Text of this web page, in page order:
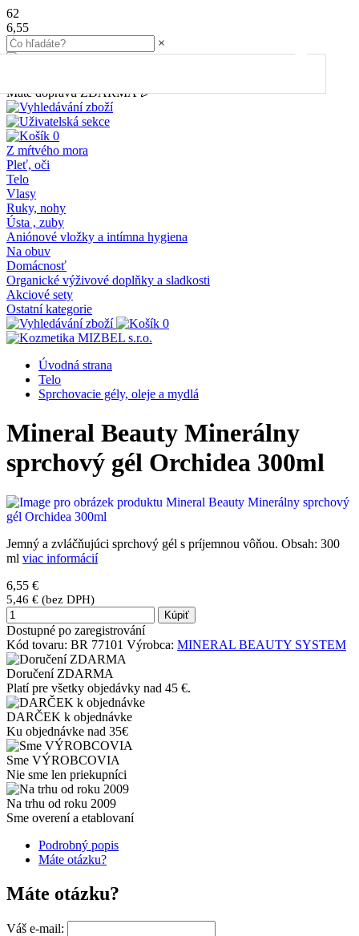
62
6,55
×
Máte dopravu ZDARMA 🎉
0
Z mŕtvého mora
Pleť, oči
Telo
Vlasy
Ruky, nohy
Ústa , zuby
Aniónové vložky a intímna hygiena
Na obuv
Domácnosť
Organické výživové doplňky a sladkosti
Akciové sety
Ostatní kategorie
0
Úvodná strana
Telo
Sprchovacie gély, oleje a mydlá
Mineral Beauty Minerálny
sprchový gél Orchidea 300ml
Jemný a zvláčňujúci sprchový gél s príjemnou vôňou. Obsah: 300
ml viac informácií
6,55 €
5,46 € (bez DPH)
Kúpiť
Dostupné po zaregistrování
Kód tovaru: BR 77101 Výrobca: MINERAL BEAUTY SYSTEM
Doručení ZDARMA
Platí pre všetky objedávky nad 45 €.
DARČEK k objednávke
Ku objednávke nad 35€
Sme VÝROBCOVIA
Nie sme len priekupníci
Na trhu od roku 2009
Sme overení a etablovaní
Podrobný popis
Máte otázku?
Máte otázku?
Váš e-mail: